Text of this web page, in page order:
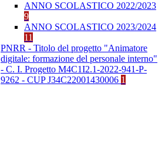
ANNO SCOLASTICO 2022/2023
9
ANNO SCOLASTICO 2023/2024
11
PNRR - Titolo del progetto "Animatore
digitale: formazione del personale interno"
- C. I. Progetto M4C1I2.1-2022-941-P-
9262 - CUP J34C22001430006 1